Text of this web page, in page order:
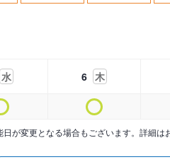
水 6 木
が変更となる場合もございます。詳細は